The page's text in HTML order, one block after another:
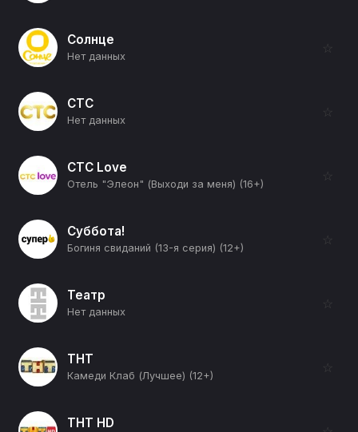
Солнце
Нет данных
☆
СТС
Нет данных
☆
СТС Love
Отель "Элеон" (Выходи за меня) (16+)
☆
Суббота!
Богиня свиданий (13-я серия) (12+)
☆
Театр
Нет данных
☆
ТНТ
Камеди Клаб (Лучшее) (12+)
☆
ТНТ HD